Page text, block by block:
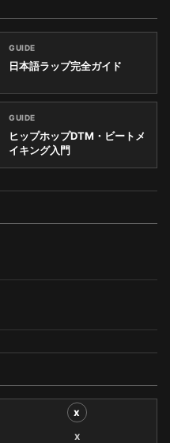
GUIDE
日本語ラップ完全ガイド
GUIDE
ヒップホップDTM・ビートメ
イキング入門
X
X